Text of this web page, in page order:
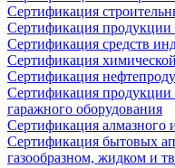
Сертификация
Сертификация продукции
Сертификация средств
Сертификация
Сертификация
Сертификация
гаражного оборудования
Сертификация алмазного
Сертификация бытовых
газообразном, жидком и